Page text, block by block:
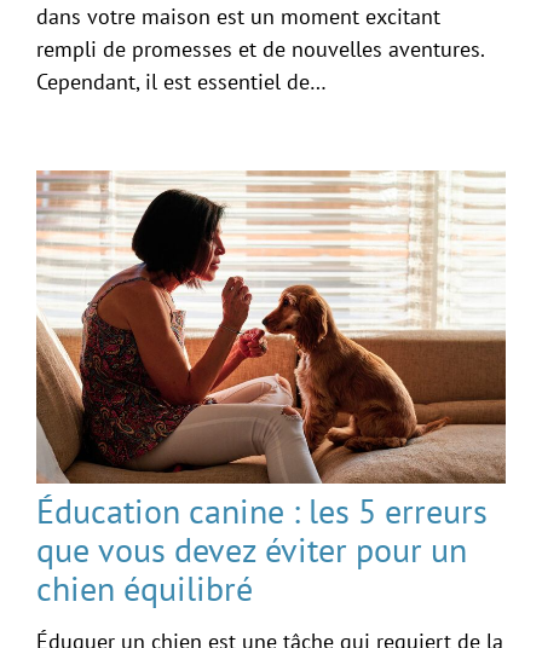
dans votre maison est un moment excitant
rempli de promesses et de nouvelles aventures.
Cependant, il est essentiel de…
Éducation canine : les 5 erreurs
que vous devez éviter pour un
chien équilibré
Éduquer un chien est une tâche qui requiert de la